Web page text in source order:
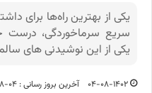
یکی از بهترین راه‌ها برای
سریع سرماخوردگی،
یکی از این نوشیدنی های
۰۴-۰۸-۱۴۰۲
آخرین بروز رسانی : ۰۴-۰۸-۱۴۰۲